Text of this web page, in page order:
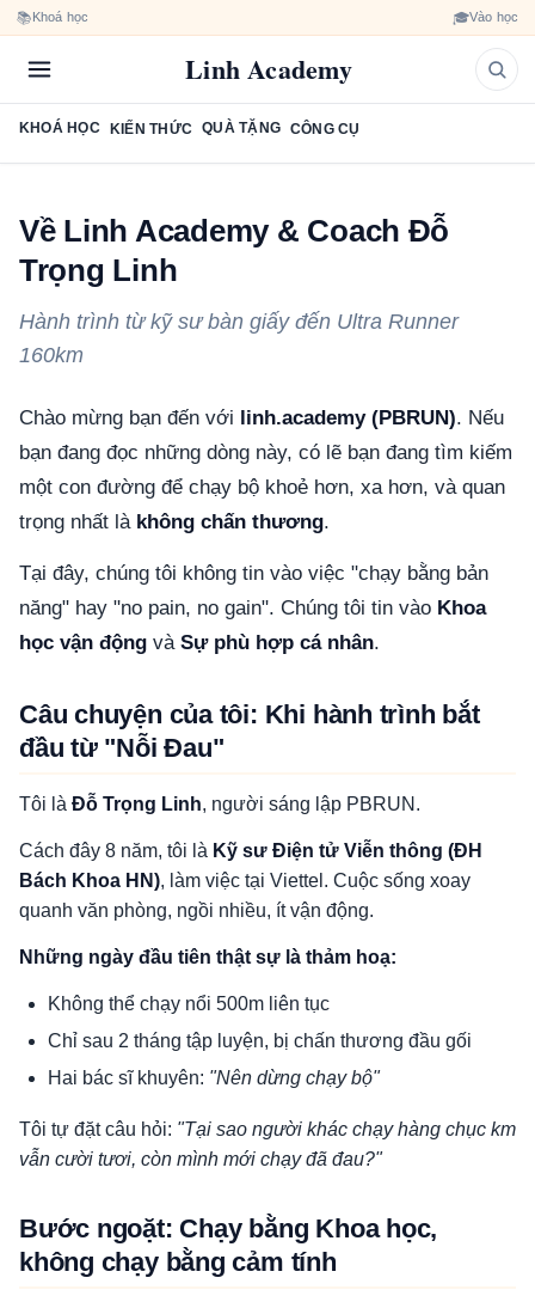
📚Khoá học 🎓Vào học
Linh Academy
KHOÁ HỌC KIẾN THỨC QUÀ TẶNG CÔNG CỤ
Về Linh Academy & Coach Đỗ
Trọng Linh
Hành trình từ kỹ sư bàn giấy đến Ultra Runner
160km
Chào mừng bạn đến với linh.academy (PBRUN). Nếu
bạn đang đọc những dòng này, có lẽ bạn đang tìm kiếm
một con đường để chạy bộ khoẻ hơn, xa hơn, và quan
trọng nhất là không chấn thương.
Tại đây, chúng tôi không tin vào việc "chạy bằng bản
năng" hay "no pain, no gain". Chúng tôi tin vào Khoa
học vận động và Sự phù hợp cá nhân.
Câu chuyện của tôi: Khi hành trình bắt
đầu từ "Nỗi Đau"
Tôi là Đỗ Trọng Linh, người sáng lập PBRUN.
Cách đây 8 năm, tôi là Kỹ sư Điện tử Viễn thông (ĐH
Bách Khoa HN), làm việc tại Viettel. Cuộc sống xoay
quanh văn phòng, ngồi nhiều, ít vận động.
Những ngày đầu tiên thật sự là thảm hoạ:
Không thể chạy nổi 500m liên tục
Chỉ sau 2 tháng tập luyện, bị chấn thương đầu gối
Hai bác sĩ khuyên: "Nên dừng chạy bộ"
Tôi tự đặt câu hỏi: "Tại sao người khác chạy hàng chục km
vẫn cười tươi, còn mình mới chạy đã đau?"
Bước ngoặt: Chạy bằng Khoa học,
không chạy bằng cảm tính